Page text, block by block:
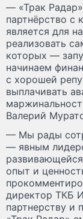
— «Трак
партнёрство с
является для
реализовать
которых —
начинаем
с хорошей
выплачивать
Валерий
— Мы рады
— явным
опыт и
директор ТКБ
партнерству и